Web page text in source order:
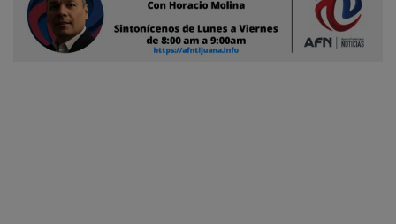
Reportero
Ciudadano